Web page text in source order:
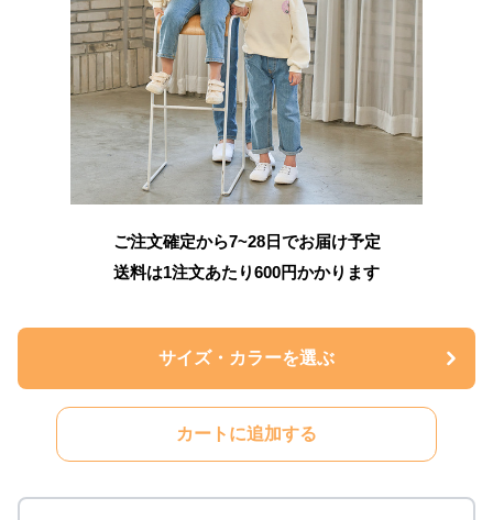
ご注文確定から7~28日でお届け予定
送料は1注文あたり600円かかります
サイズ・カラーを選ぶ
カートに追加する